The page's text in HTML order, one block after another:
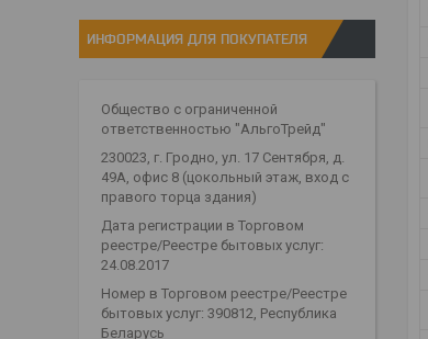
ИНФОРМАЦИЯ ДЛЯ ПОКУПАТЕЛЯ
Общество с ограниченной
ответственностью "АльгоТрейд"
230023, г. Гродно, ул. 17 Сентября, д.
49А, офис 8 (цокольный этаж, вход с
правого торца здания)
Дата регистрации в Торговом
реестре/Реестре бытовых услуг:
24.08.2017
Номер в Торговом реестре/Реестре
бытовых услуг: 390812, Республика
Беларусь